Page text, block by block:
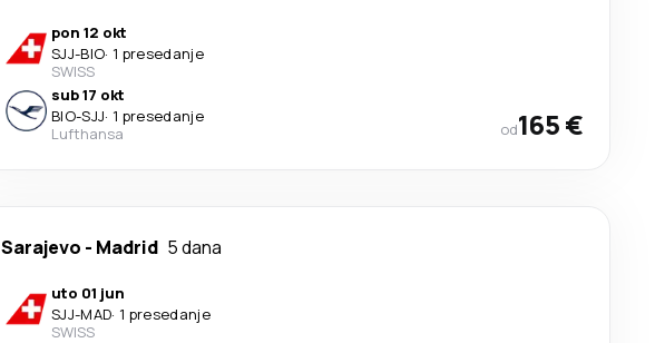
pon 12 okt
SJJ-BIO· 1 presedanje
SWISS
sub 17 okt
BIO-SJJ· 1 presedanje
Lufthansa
od165 €
Sarajevo - Madrid 5 dana
uto 01 jun
SJJ-MAD· 1 presedanje
SWISS